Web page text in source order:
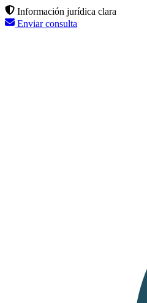
Información jurídica clara
Enviar consulta